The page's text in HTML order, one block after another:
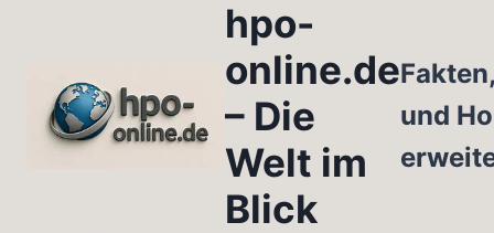
hpo-
online.de
– Die
Welt im
Blick
und